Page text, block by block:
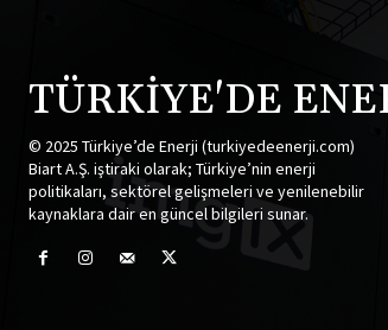
TÜRKİYE'DE
© 2025 Türkiye’de Enerji (turkiyedeenerji.com)
Biart A.Ş. iştiraki olarak; Türkiye’nin enerji
politikaları, sektörel gelişmeleri ve yenilenebilir
kaynaklara dair en güncel bilgileri sunar.